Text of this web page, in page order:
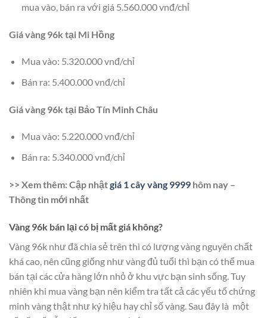
mua vào, bán ra với giá 5.560.000 vnđ/chỉ
Giá vàng 96k tại Mi Hồng
Mua vào: 5.320.000 vnđ/chỉ
Bán ra: 5.400.000 vnđ/chỉ
Giá vàng 96k tại Bảo Tín Minh Châu
Mua vào: 5.220.000 vnđ/chỉ
Bán ra: 5.340.000 vnđ/chỉ
>> Xem thêm: Cập nhậtgiá 1 cây vàng 9999 hôm nay –
Thông tin mới nhất
Vàng 96k bán lại có bị mất giá không?
Vàng 96k như đã chia sẻ trên thì có lượng vàng nguyên chất
khá cao, nên cũng giống như vàng đủ tuổi thì bạn có thể mua
bán tại các cửa hàng lớn nhỏ ở khu vực bạn sinh sống. Tuy
nhiên khi mua vàng bạn nên kiểm tra tất cả các yếu tố chứng
minh vàng thật như ký hiệu hay chỉ số vàng. Sau đây là một